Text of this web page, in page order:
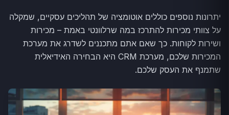
יתרונות נוספים כוללים אוטומציה של תהליכים עסקיים, שמקלה
על צוותי מכירות להתרכז במה שרלוונטי באמת – מכירות
ושירות לקוחות. כך שאם אתם מתכננים לשדרג את מערכת
המכירות שלכם, מערכת CRM היא הבחירה האידיאלית
שתמנף את העסק שלכם.